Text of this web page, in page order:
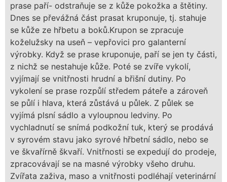
prase paří- odstraňuje se z kůže pokožka a štětiny.
Dnes se převážná část prasat kruponuje, tj. stahuje
se kůže ze hřbetu a boků.Krupon se zpracuje
koželužsky na useň – vepřovici pro galanterní
výrobky. Když se prase kruponuje, paří se jen ty části,
z nichž se nestahuje kůže. Poté se zvíře vykolí,
vyjímají se vnitřnosti hrudní a břišní dutiny. Po
vykolení se prase rozpůlí středem páteře a zároveň
se půlí i hlava, která zůstává u půlek. Z půlek se
vyjímá plsní sádlo a vyloupnou ledviny. Po
vychladnutí se snímá podkožní tuk, který se prodává
v syrovém stavu jako syrové hřbetní sádlo, nebo se
ve škvařírně škvaří. Vnitřnosti se expedují do prodeje,
zpracovávají se na masné výrobky všeho druhu.
Zvířata zaživa, maso a vnitřnosti podléhají veterinární